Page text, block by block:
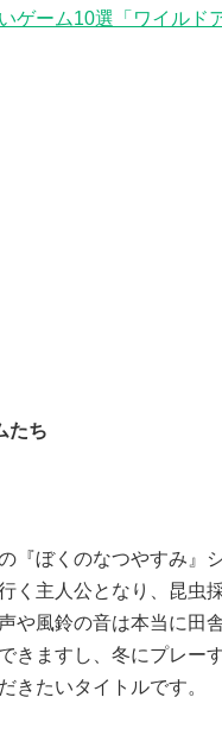
ゲーム10選「ワイルド
たち
『ぼくのなつやすみ』
く主人公となり、昆虫
や風鈴の音は本当に田
きますし、冬にプレー
きたいタイトルです。